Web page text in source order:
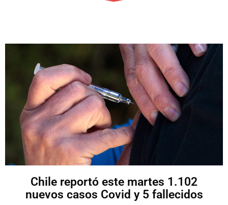
Chile reportó este martes 1.102
nuevos casos Covid y 5 fallecidos